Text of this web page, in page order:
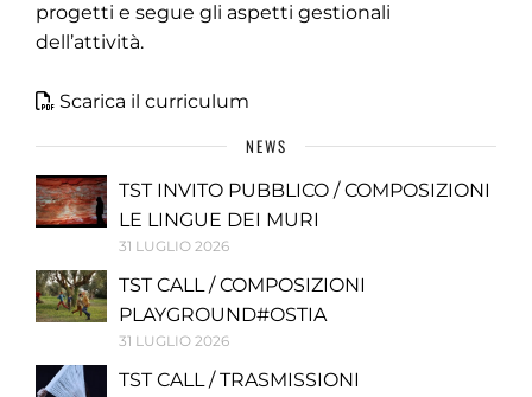
progetti e segue gli aspetti gestionali
dell’attività.
Scarica il curriculum
NEWS
TST INVITO PUBBLICO / COMPOSIZIONI
LE LINGUE DEI MURI
31 LUGLIO 2026
TST CALL / COMPOSIZIONI
PLAYGROUND#OSTIA
31 LUGLIO 2026
TST CALL / TRASMISSIONI